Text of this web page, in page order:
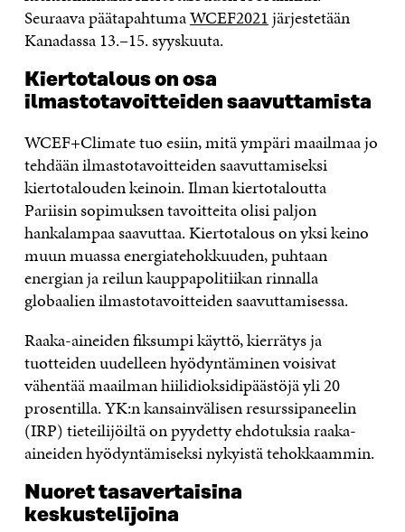
Seuraava päätapahtumaWCEF2021järjestetään
Kanadassa 13.–15. syyskuuta.
Kiertotalous on osa
ilmastotavoitteiden saavuttamista
WCEF+Climate tuo esiin, mitä ympäri maailmaa jo
tehdään ilmastotavoitteiden saavuttamiseksi
kiertotalouden keinoin. Ilman kiertotaloutta
Pariisin sopimuksen tavoitteita olisi paljon
hankalampaa saavuttaa. Kiertotalous on yksi keino
muun muassa energiatehokkuuden, puhtaan
energian ja reilun kauppapolitiikan rinnalla
globaalien ilmastotavoitteiden saavuttamisessa.
Raaka-aineiden fiksumpi käyttö, kierrätys ja
tuotteiden uudelleen hyödyntäminen voisivat
vähentää maailman hiilidioksidipäästöjä yli 20
prosentilla. YK:n kansainvälisen resurssipaneelin
(IRP) tieteilijöiltä on pyydetty ehdotuksia raaka-
aineiden hyödyntämiseksi nykyistä tehokkaammin.
Nuoret tasavertaisina
keskustelijoina